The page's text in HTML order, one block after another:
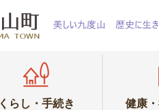
くらし・手続き 健康